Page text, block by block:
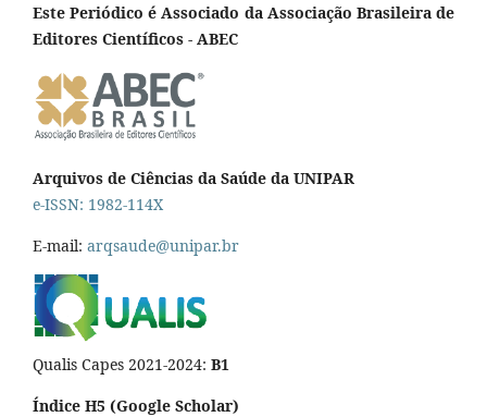
Este Periódico é Associado da Associação Brasileira de
Editores Científicos - ABEC
Arquivos de Ciências da Saúde da UNIPAR
e-ISSN: 1982-114X
E-mail: arqsaude@unipar.br
Qualis Capes 2021-2024: B1
Índice H5 (Google Scholar)